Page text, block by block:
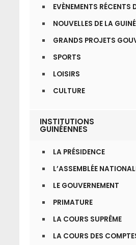
EVÈNEMENTS RÉCENTS
NOUVELLES DE LA
GRANDS PROJETS
SPORTS
LOISIRS
CULTURE
INSTITUTIONS
GUINÉENNES
LA PRÉSIDENCE
L’ASSEMBLÉE
LE GOUVERNEMENT
PRIMATURE
LA COURS SUPRÊME
LA COURS DES